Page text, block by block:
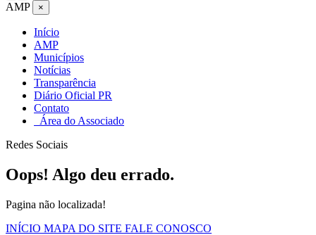
AMP ×
Início
AMP
Municípios
Notícias
Transparência
Diário Oficial PR
Contato
Área do Associado
Redes Sociais
Oops! Algo deu errado.
Pagina não localizada!
INÍCIO MAPA DO SITE FALE CONOSCO